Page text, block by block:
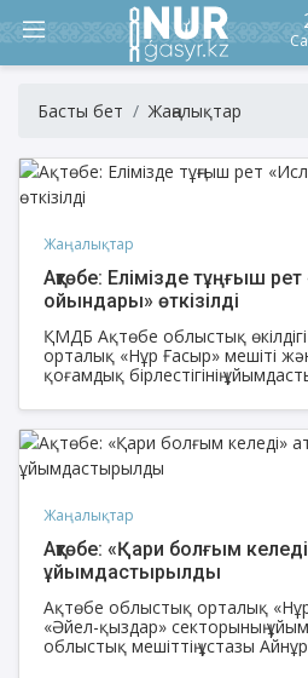
Басты бет Жаңалықтар
Жаңалықтар
Ақтөбе: Елімізде тұңғыш
ойындары» өткізілді
ҚМДБ Ақтөбе облыстық
орталық «Нұр Ғасыр» мешіті
қоғамдық бірлестігінің
ойындары» атты пайғамбар
спорттық ойындардан
өткізілді.
Жаңалықтар
Ақтөбе: «Қари болғым
ұйымдастырылды
Ақтөбе облыстық орталық
«Әйел-қыздар» секторының
облыстық мешіттің ұстазы